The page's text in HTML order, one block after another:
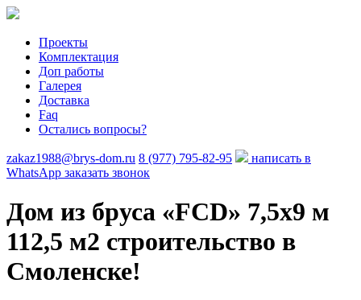
Проекты
Комплектация
Доп работы
Галерея
Доставка
Faq
Остались вопросы?
zakaz1988@brys-dom.ru 8 (977) 795-82-95
написать в
WhatsApp заказать звонок
Дом из бруса «FCD» 7,5х9 м
112,5 м2 строительство в
Смоленске!